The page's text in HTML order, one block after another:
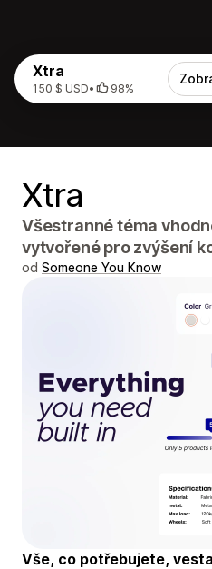
Xtra
150 $ USD• 98%
Xtra
Všestranné téma
vytvořené pro zvýšení
od Someone You Know
Vše, co potřebujete,